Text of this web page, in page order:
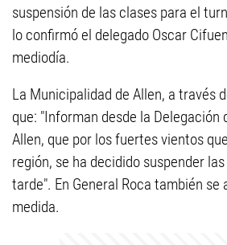
suspensión de las clases para el
lo confirmó el delegado Oscar
mediodía.
La Municipalidad de Allen, a través
que: "Informan desde la Delegación
Allen, que por los fuertes vientos
región, se ha decidido suspender
tarde". En General Roca también se
medida.